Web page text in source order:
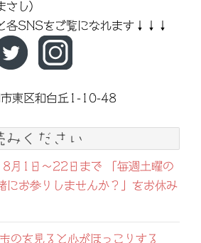
し）
各SNSをご覧になれます↓↓↓
東区和白丘1-10-48
みください
8月1日〜22日まで 「毎週土曜の
にお参りしませんか？」をお休み
のを見ると心がほっこりする